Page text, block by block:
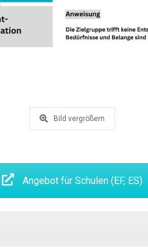
Bild vergrößern
Angebot für Schulen (EF, ES)